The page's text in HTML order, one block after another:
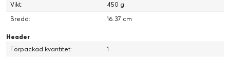
Vikt:
450 g
Bredd:
16.37 cm
Header
Förpackad kvantitet:
1